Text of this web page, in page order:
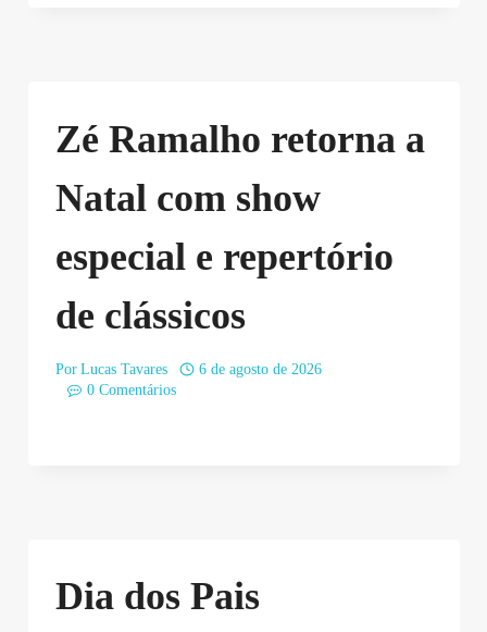
Zé Ramalho retorna a
Natal com show
especial e repertório
de clássicos
Por Lucas Tavares
6 de agosto de 2026
0 Comentários
Dia dos Pais